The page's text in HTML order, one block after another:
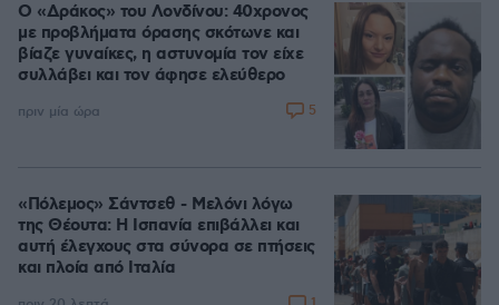
Ο «Δράκος» του Λονδίνου: 40χρονος
με προβλήματα όρασης σκότωνε και
βίαζε γυναίκες, η αστυνομία τον είχε
συλλάβει και τον άφησε ελεύθερο
πριν μία ώρα 5
«Πόλεμος» Σάντσεθ - Μελόνι λόγω
της Θέουτα: Η Ισπανία επιβάλλει και
αυτή έλεγχους στα σύνορα σε πτήσεις
και πλοία από Ιταλία